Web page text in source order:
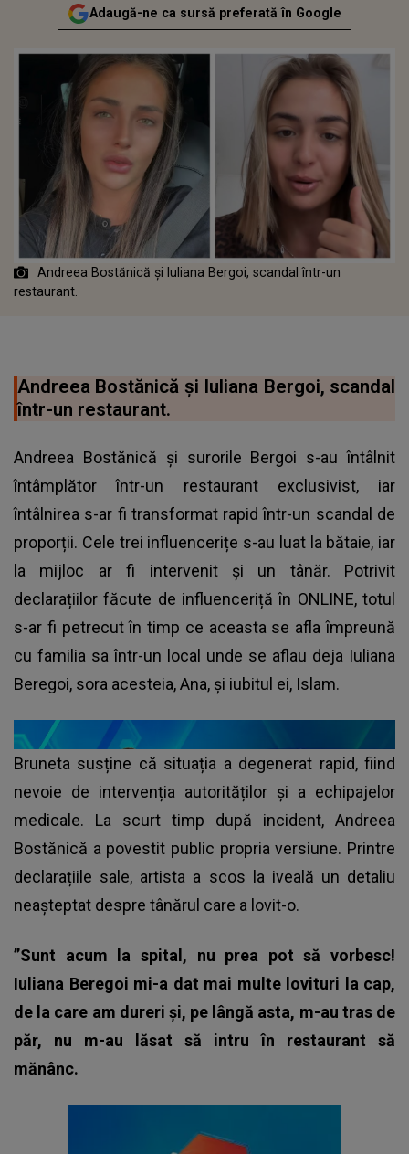
Adaugă-ne ca sursă preferată în Google
Andreea Bostănică și Iuliana Bergoi, scandal într-un
restaurant.
Andreea Bostănică și Iuliana Bergoi, scandal
într-un restaurant.
Andreea Bostănică și surorile Bergoi s-au întâlnit
întâmplător într-un restaurant exclusivist, iar
întâlnirea s-ar fi transformat rapid într-un scandal de
proporții. Cele trei influencerițe s-au luat la bătaie, iar
la mijloc ar fi intervenit și un tânăr. Potrivit
declarațiilor făcute de influenceriță în ONLINE, totul
s-ar fi petrecut în timp ce aceasta se afla împreună
cu familia sa într-un local unde se aflau deja Iuliana
Beregoi, sora acesteia, Ana, și iubitul ei, Islam.
Bruneta susține că situația a degenerat rapid, fiind
nevoie de intervenția autorităților și a echipajelor
medicale. La scurt timp după incident, Andreea
Bostănică a povestit public propria versiune. Printre
declarațiile sale, artista a scos la iveală un detaliu
neașteptat despre tânărul care a lovit-o.
”Sunt acum la spital, nu prea pot să vorbesc!
Iuliana Beregoi mi-a dat mai multe lovituri la cap,
de la care am dureri și, pe lângă asta, m-au tras de
păr, nu m-au lăsat să intru în restaurant să
mănânc.